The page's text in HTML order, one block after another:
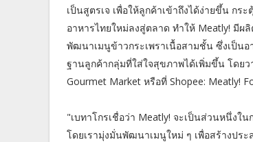
เป็นสูตรเจ เพื่อให้ลูกค้าเข้าถึงได้ง่ายขึ้น ก
อาหารไทยใหม่ลงสู่ตลาด ทำให้ Meatly! มี
พัฒนาเมนูข้าวกระเพราเนื้อสามชั้น ซึ่งเป็น
ฐานลูกค้ากลุ่มที่ใส่ใจสุขภาพได้เพิ่มขึ้น โดย
Gourmet Market หรือที่ Shopee: Meatly!
"เบทาโกรเชื่อว่า Meatly! จะเป็นส่วนหนึ่งใ
โดยเรามุ่งมั่นพัฒนาเมนูใหม่ ๆ เพื่อสร้างป